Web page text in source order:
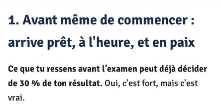
1. Avant même de commencer :
arrive prêt, à l'heure, et en paix
Ce que tu ressens avant l’examen peut déjà décider
de 30 % de ton résultat. Oui, c'est fort, mais c'est
vrai.